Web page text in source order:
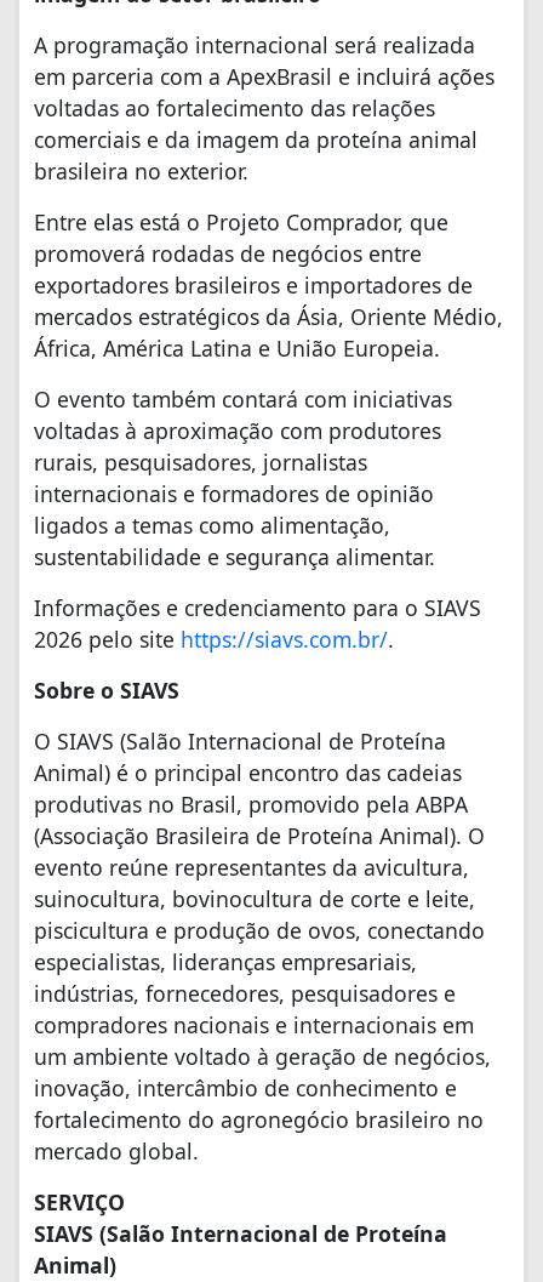
A programação internacional será realizada
em parceria com a ApexBrasil e incluirá ações
voltadas ao fortalecimento das relações
comerciais e da imagem da proteína animal
brasileira no exterior.
Entre elas está o Projeto Comprador, que
promoverá rodadas de negócios entre
exportadores brasileiros e importadores de
mercados estratégicos da Ásia, Oriente Médio,
África, América Latina e União Europeia.
O evento também contará com iniciativas
voltadas à aproximação com produtores
rurais, pesquisadores, jornalistas
internacionais e formadores de opinião
ligados a temas como alimentação,
sustentabilidade e segurança alimentar.
Informações e credenciamento para o SIAVS
2026 pelo site https://siavs.com.br/.
Sobre o SIAVS
O SIAVS (Salão Internacional de Proteína
Animal) é o principal encontro das cadeias
produtivas no Brasil, promovido pela ABPA
(Associação Brasileira de Proteína Animal). O
evento reúne representantes da avicultura,
suinocultura, bovinocultura de corte e leite,
piscicultura e produção de ovos, conectando
especialistas, lideranças empresariais,
indústrias, fornecedores, pesquisadores e
compradores nacionais e internacionais em
um ambiente voltado à geração de negócios,
inovação, intercâmbio de conhecimento e
fortalecimento do agronegócio brasileiro no
mercado global.
SERVIÇO
SIAVS (Salão Internacional de Proteína
Animal)